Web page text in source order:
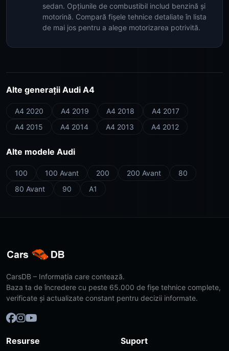
sedan. Opțiunile de combustibil includ benzină și
motorină. Compară fișele tehnice detaliate în lista
de mai jos pentru a alege motorizarea potrivită.
Alte generații Audi A4
A4 2020 A4 2019 A4 2018
A4 2017
A4 2015
A4 2014 A4 2013 A4 2012
Alte modele Audi
100 100 Avant 200 200 Avant
80
80 Avant
90 A1
CarsDB – Informația care contează.
Baza ta de încredere cu peste 65.000 de fișe tehnice complete,
verificate și actualizate constant pentru decizii informate.
Resurse Suport